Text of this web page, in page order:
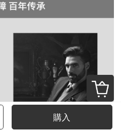
購入